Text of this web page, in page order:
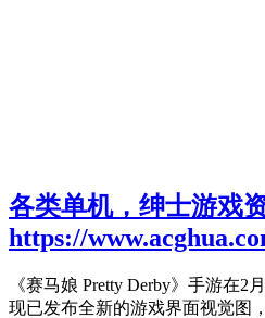
各类单机，绅士游戏
https://
《赛马娘 Pretty Derby》手游在2
现已发布全新的游戏界面视觉图